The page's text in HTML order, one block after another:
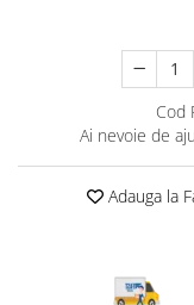
Saltele cu plasa de
Saltele cu spuma
Seturi mese si
Mobila hol
Suporturi si rafturi
Portmantouri
Stender haine
Cod
Ai nevoie de
Adauga la